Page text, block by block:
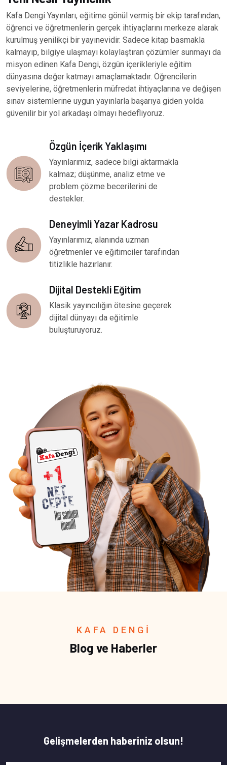
Kafa Dengi Yayınları, eğitime gönül vermiş bir ekip tarafından,
öğrenci ve öğretmenlerin gerçek ihtiyaçlarını merkeze alarak
kurulmuş yenilikçi bir yayınevidir. Sadece kitap basmakla
kalmayıp, bilgiye ulaşmayı kolaylaştıran çözümler sunmayı da
misyon edinen Kafa Dengi, özgün içerikleriyle eğitim
dünyasına değer katmayı amaçlamaktadır. Öğrencilerin
seviyelerine, öğretmenlerin müfredat ihtiyaçlarına ve değişen
sınav sistemlerine uygun yayınlarla başarıya giden yolda
güvenilir bir yol arkadaşı olmayı hedefliyoruz.
Özgün İçerik Yaklaşımı
Yayınlarımız, sadece bilgi aktarmakla
kalmaz; düşünme, analiz etme ve
problem çözme becerilerini de
destekler.
Deneyimli Yazar Kadrosu
Yayınlarımız, alanında uzman
öğretmenler ve eğitimciler tarafından
titizlikle hazırlanır.
Dijital Destekli Eğitim
Klasik yayıncılığın ötesine geçerek
dijital dünyayı da eğitimle
buluşturuyoruz.
KAFA DENGİ
Blog ve Haberler
Gelişmelerden haberiniz olsun!